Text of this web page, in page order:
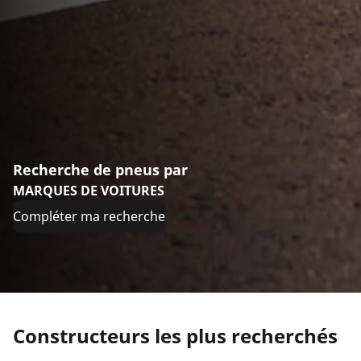
Recherche de pneus par
MARQUES DE VOITURES
Compléter ma recherche
Constructeurs les plus recherchés